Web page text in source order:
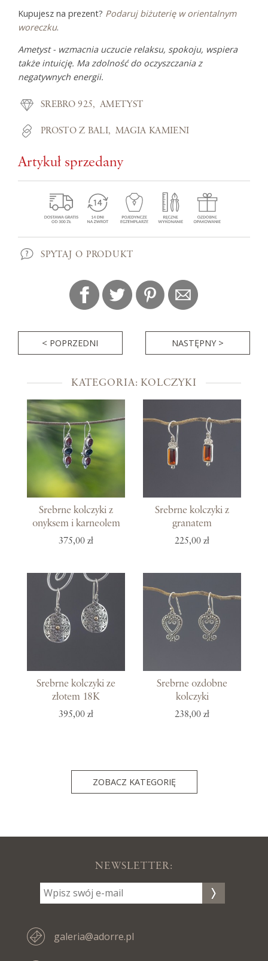
Kupujesz na prezent? Podaruj biżuterię w orientalnym
woreczku.
Ametyst - wzmacnia uczucie relaksu, spokoju, wspiera
także intuicję. Ma zdolność do oczyszczania z
negatywnych energii.
SREBRO 925 AMETYST
PROSTO Z BALI MAGIA KAMIENI
Artykuł sprzedany
SPYTAJ O PRODUKT
< POPRZEDNI NASTĘPNY >
KATEGORIA: KOLCZYKI
Srebrne kolczyki z
onyksem i karneolem
375,00 zł
Srebrne kolczyki z
granatem
225,00 zł
Srebrne kolczyki ze
złotem 18K
395,00 zł
Srebrne ozdobne
kolczyki
238,00 zł
ZOBACZ KATEGORIĘ
NEWSLETTER:
galeria@adorre.pl